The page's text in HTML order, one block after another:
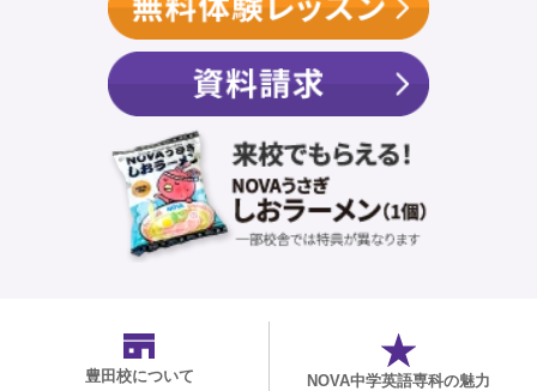
豊田校について NOVA中学英語専科の魅力